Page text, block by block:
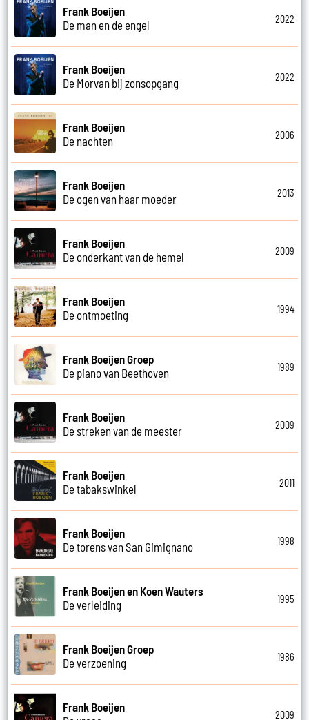
Frank Boeijen
De man en de engel
2022
Frank Boeijen
De Morvan bij zonsopgang
2022
Frank Boeijen
De nachten
2006
Frank Boeijen
De ogen van haar moeder
2013
Frank Boeijen
De onderkant van de hemel
2009
Frank Boeijen
De ontmoeting
1994
Frank Boeijen Groep
De piano van Beethoven
1989
Frank Boeijen
De streken van de meester
2009
Frank Boeijen
De tabakswinkel
2011
Frank Boeijen
De torens van San Gimignano
1998
Frank Boeijen en Koen Wauters
De verleiding
1995
Frank Boeijen Groep
De verzoening
1986
Frank Boeijen
2009